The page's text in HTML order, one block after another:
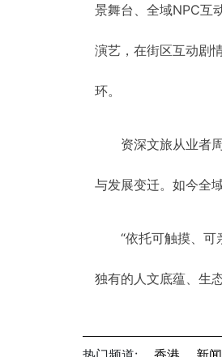
景舞台、全域NPC互
演艺，在街区互动剧
环。
资深文旅从业者
与发展变迁。如今全
“依托可触摸、
独有的人文底蕴、生